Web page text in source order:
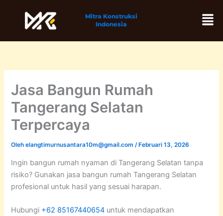
Mitra Konstruksi
Indonesia
Jasa Bangun Rumah
Tangerang Selatan
Terpercaya
Olehelangtimurnusantara10m@gmail.com/ Februari 13, 2026
Ingin bangun rumah nyaman di Tangerang Selatan tanpa
risiko? Gunakan jasa bangun rumah Tangerang Selatan
profesional untuk hasil yang sesuai harapan.
Hubungi +62 85167440654 untuk mendapatkan